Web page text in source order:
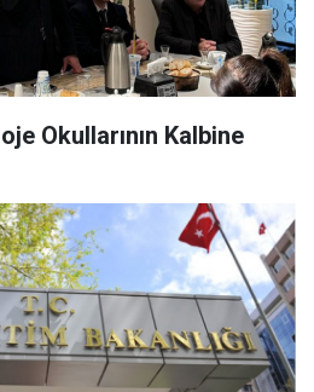
Okullarının Kalbine